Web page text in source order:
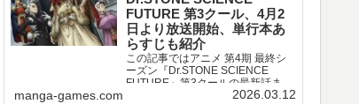
FUTURE 第3クール、4月2
日より放送開始、単行本あ
らすじも紹介
この記事ではアニメ 第4期 最終シ
ーズン『Dr.STONE SCIENCE
FUTURE』第3クールの最新話まで
のネタバレ・感想、さらに単行本
manga-games.com 2026.03.12